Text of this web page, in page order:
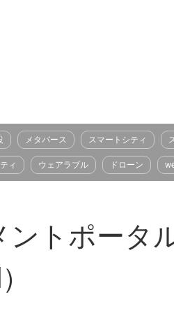
メタバース スマートシティ
ィ ウェアラブル ドローン
トポータ